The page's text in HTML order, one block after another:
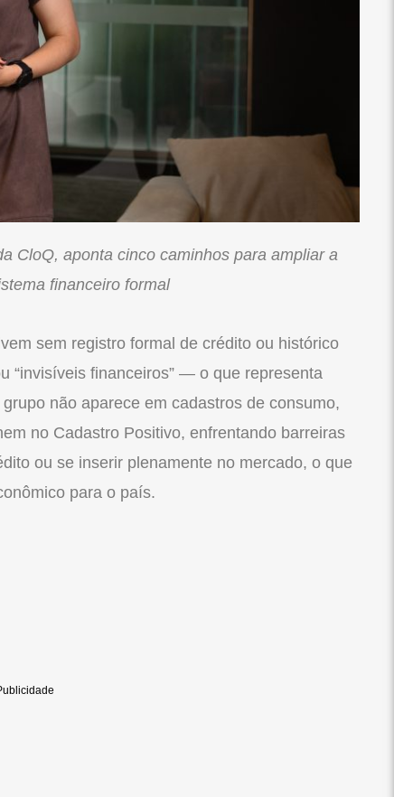
CloQ, aponta cinco caminhos para ampliar a
financeiro formal
sem registro formal de crédito ou histórico
“invisíveis financeiros” — o que representa
não aparece em cadastros de consumo,
no Cadastro Positivo, enfrentando barreiras
ou se inserir plenamente no mercado, o que
para o país.